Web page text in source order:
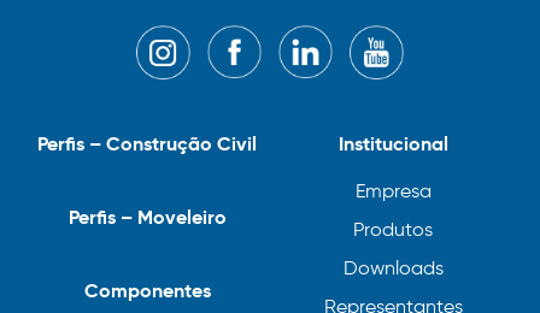
Institucional
Empresa
Produtos
Downloads
Representantes
Perfis – Construção Civil
Perfis – Moveleiro
Componentes